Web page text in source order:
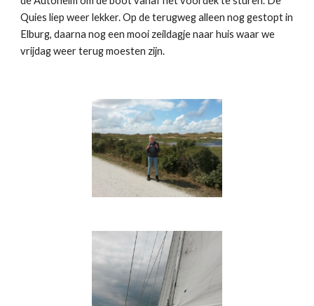
Quies liep weer lekker. Op de terugweg alleen nog gestopt in
Elburg, daarna nog een mooi zeildagje naar huis waar we
vrijdag weer terug moesten zijn.